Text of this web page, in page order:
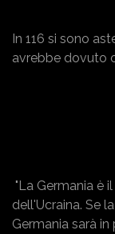
In 116 si sono
avrebbe dovuto
"La Germania è
dell'Ucraina. Se
Germania sarà